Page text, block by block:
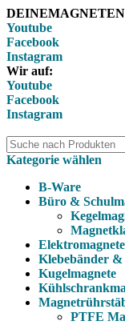
Youtube
Facebook
Instagram
Wir auf:
Youtube
Facebook
Instagram
Kategorie wählen
B-Ware
Büro &
Elektromagnete
Klebebänder &
Kugelmagnete
PTFE